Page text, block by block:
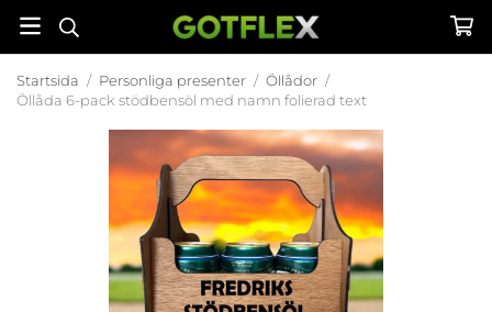
Startsida / Personliga presenter / Öllådor /
Öllåda 6-pack stödbensöl med namn folierad text